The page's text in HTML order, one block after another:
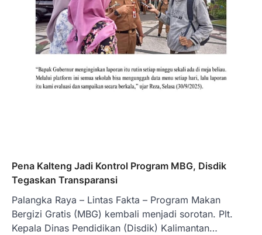
Pena Kalteng Jadi Kontrol Program MBG, Disdik
Tegaskan Transparansi
Palangka Raya – Lintas Fakta – Program Makan
Bergizi Gratis (MBG) kembali menjadi sorotan. Plt.
Kepala Dinas Pendidikan (Disdik) Kalimantan…